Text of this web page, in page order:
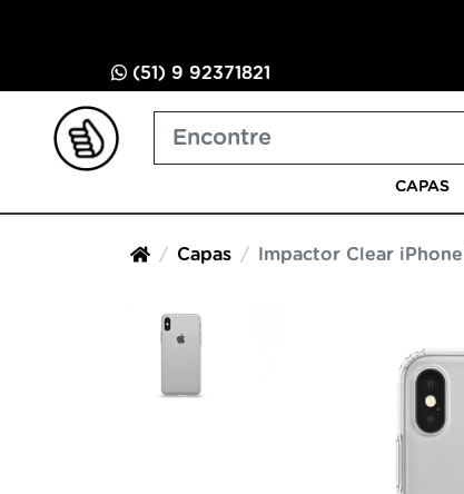
(51) 9 92371821
CAPAS
Capas Impactor Clear iPhone